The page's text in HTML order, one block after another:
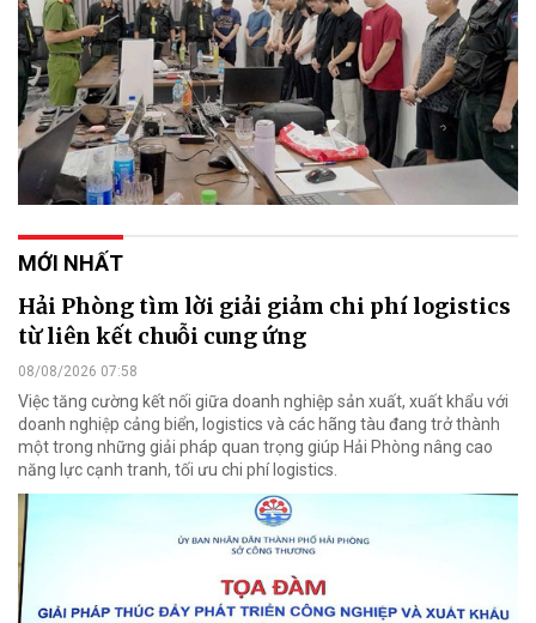
MỚI NHẤT
Hải Phòng tìm lời giải giảm chi phí logistics
từ liên kết chuỗi cung ứng
08/08/2026 07:58
Việc tăng cường kết nối giữa doanh nghiệp sản xuất, xuất khẩu với
doanh nghiệp cảng biển, logistics và các hãng tàu đang trở thành
một trong những giải pháp quan trọng giúp Hải Phòng nâng cao
năng lực cạnh tranh, tối ưu chi phí logistics.